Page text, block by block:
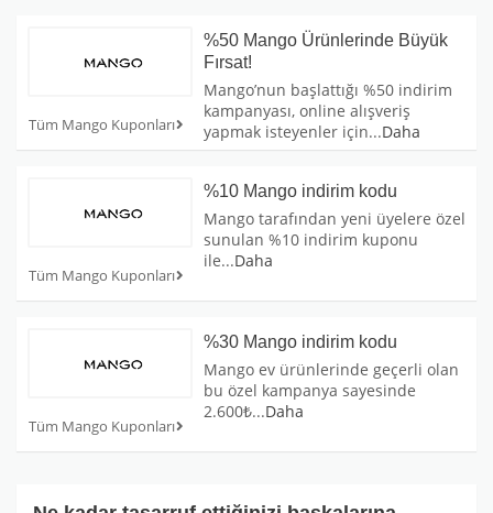
Tüm Mango Kuponları
%50 Mango Ürünlerinde Büyük
Fırsat!
Mango’nun başlattığı %50 indirim
kampanyası, online alışveriş
yapmak isteyenler için...Daha
Tüm Mango Kuponları
%10 Mango indirim kodu
Mango tarafından yeni üyelere özel
sunulan %10 indirim kuponu
ile...Daha
Tüm Mango Kuponları
%30 Mango indirim kodu
Mango ev ürünlerinde geçerli olan
bu özel kampanya sayesinde
2.600₺...Daha